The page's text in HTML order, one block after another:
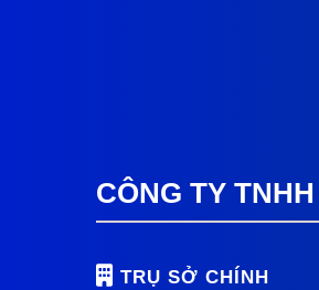
CÔNG TY
TRỤ SỞ CHÍNH